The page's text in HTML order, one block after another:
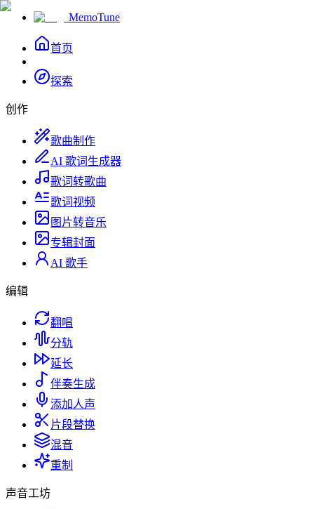
MemoTune
首页
探索
创作
歌曲制作
AI 歌词生成器
歌词转歌曲
歌词视频
图片转音乐
专辑封面
AI 歌手
编辑
翻唱
分轨
延长
伴奏生成
添加人声
片段替换
混音
重制
声音工坊